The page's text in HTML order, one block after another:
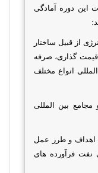
دوره آمادگی
از قبیل ساختار
قیمت گذاری، صرفه
انواع مختلف
بین المللی
اهداف و طرز عمل
نفت فرآورده های